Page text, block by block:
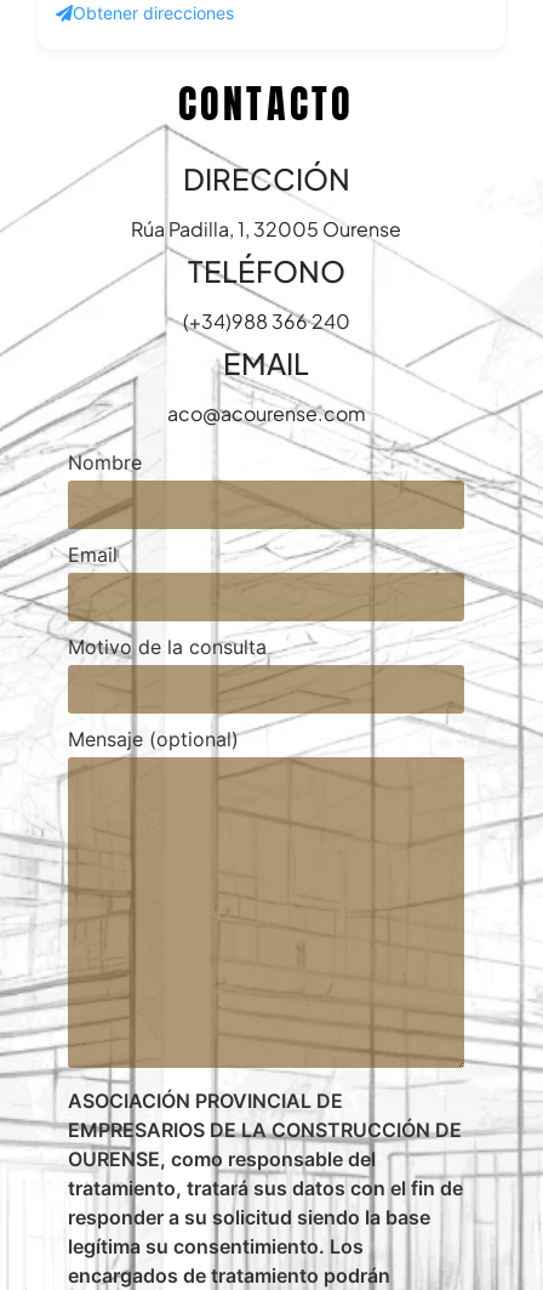
Obtener direcciones
CONTACTO
DIRECCIÓN
Rúa Padilla, 1, 32005 Ourense
TELÉFONO
(+34)988 366 240
EMAIL
aco@acourense.com
Nombre
Email
Motivo de la consulta
Mensaje (optional)
ASOCIACIÓN PROVINCIAL DE
EMPRESARIOS DE LA CONSTRUCCIÓN DE
OURENSE, como responsable del
tratamiento, tratará sus datos con el fin de
responder a su solicitud siendo la base
legítima su consentimiento. Los
encargados de tratamiento podrán